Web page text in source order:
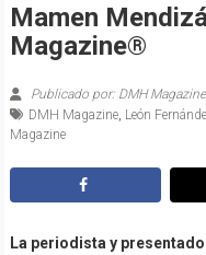
Mamen
Magazine®
Publicado por: DMH
DMH Magazine, León
Magazine
La periodista y